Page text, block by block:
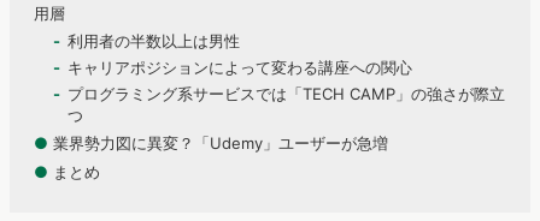
用層
利用者の半数以上は男性
キャリアポジションによって変わる講座への関心
プログラミング系サービスでは「TECH CAMP」の強さが際立
つ
● 業界勢力図に異変？「Udemy」ユーザーが急増
● まとめ